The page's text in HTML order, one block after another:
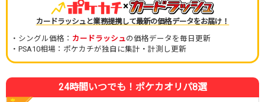
×
カードラッシュと業務提携して最新の価格データをお届け！
・シングル価格： カードラッシュの価格データを毎日更新
・PSA10相場：ポケカチが独自に集計・計測し更新
24時間いつでも！ポケカオリパ8選